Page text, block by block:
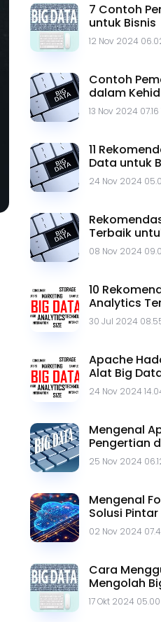
7 Contoh
untuk Bisnis
12 Nov 2024
Contoh
dalam
13 Nov 2024 07.16
11
Data untuk
24 Nov 2024
Terbaik
Penting
08 Nov 2024
10
Analytics
30 Jul 2024
Apache
Alat Big
24 Nov 2024
Mengenal
Pengertian
25 Nov 2024
Mengenal
Solusi
Data
02 Nov 2024
Cara
Mengolah
17 Okt 2024 05.00